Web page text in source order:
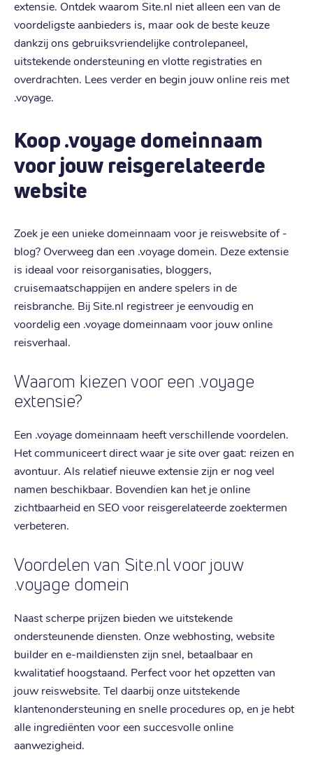
extensie. Ontdek waarom Site.nl niet alleen een van de
voordeligste aanbieders is, maar ook de beste keuze
dankzij ons gebruiksvriendelijke controlepaneel,
uitstekende ondersteuning en vlotte registraties en
overdrachten. Lees verder en begin jouw online reis met
.voyage.
Koop .voyage domeinnaam
voor jouw reisgerelateerde
website
Zoek je een unieke domeinnaam voor je reiswebsite of -
blog? Overweeg dan een .voyage domein. Deze extensie
is ideaal voor reisorganisaties, bloggers,
cruisemaatschappijen en andere spelers in de
reisbranche. Bij Site.nl registreer je eenvoudig en
voordelig een .voyage domeinnaam voor jouw online
reisverhaal.
Waarom kiezen voor een .voyage
extensie?
Een .voyage domeinnaam heeft verschillende voordelen.
Het communiceert direct waar je site over gaat: reizen en
avontuur. Als relatief nieuwe extensie zijn er nog veel
namen beschikbaar. Bovendien kan het je online
zichtbaarheid en SEO voor reisgerelateerde zoektermen
verbeteren.
Voordelen van Site.nl voor jouw
.voyage domein
Naast scherpe prijzen bieden we uitstekende
ondersteunende diensten. Onze webhosting, website
builder en e-maildiensten zijn snel, betaalbaar en
kwalitatief hoogstaand. Perfect voor het opzetten van
jouw reiswebsite. Tel daarbij onze uitstekende
klantenondersteuning en snelle procedures op, en je hebt
alle ingrediënten voor een succesvolle online
aanwezigheid.